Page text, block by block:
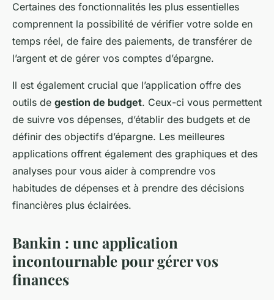
Certaines des fonctionnalités les plus essentielles
comprennent la possibilité de vérifier votre solde en
temps réel, de faire des paiements, de transférer de
l’argent et de gérer vos comptes d’épargne.
Il est également crucial que l’application offre des
outils de gestion de budget. Ceux-ci vous permettent
de suivre vos dépenses, d’établir des budgets et de
définir des objectifs d’épargne. Les meilleures
applications offrent également des graphiques et des
analyses pour vous aider à comprendre vos
habitudes de dépenses et à prendre des décisions
financières plus éclairées.
Bankin : une application
incontournable pour gérer vos
finances